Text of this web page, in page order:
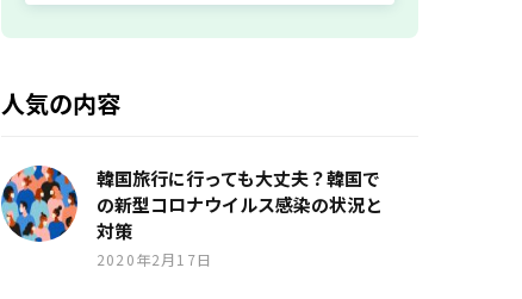
人気の内容
韓国旅行に行っても大丈夫？韓国で
の新型コロナウイルス感染の状況と
対策
2020年2月17日